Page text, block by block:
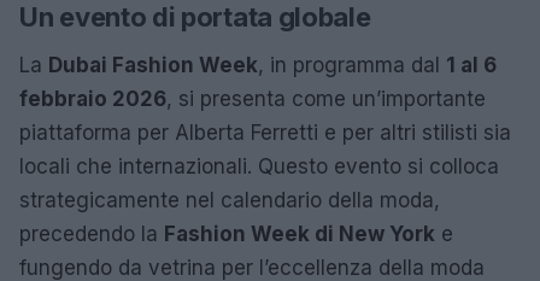
Un evento di portata globale
La Dubai Fashion Week, in programma dal 1 al 6
febbraio 2026, si presenta come un’importante
piattaforma per Alberta Ferretti e per altri stilisti sia
locali che internazionali. Questo evento si colloca
strategicamente nel calendario della moda,
precedendo la Fashion Week di New York e
fungendo da vetrina per l’eccellenza della moda